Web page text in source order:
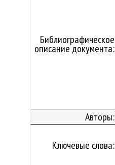
Библиографическое
описание документа:
Авторы:
Ключевые слова: